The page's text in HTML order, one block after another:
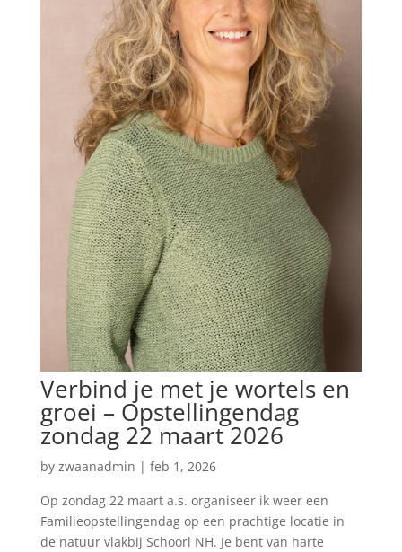
Verbind je met je wortels en
groei – Opstellingendag
zondag 22 maart 2026
by zwaanadmin | feb 1, 2026
Op zondag 22 maart a.s. organiseer ik weer een
Familieopstellingendag op een prachtige locatie in
de natuur vlakbij Schoorl NH. Je bent van harte